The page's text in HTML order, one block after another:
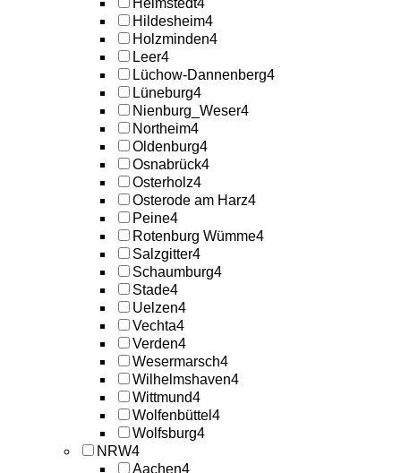
Helmstedt4
Hildesheim4
Holzminden4
Leer4
Lüchow-Dannenberg4
Lüneburg4
Nienburg_Weser4
Northeim4
Oldenburg4
Osnabrück4
Osterholz4
Osterode am Harz4
Peine4
Rotenburg Wümme4
Salzgitter4
Schaumburg4
Stade4
Uelzen4
Vechta4
Verden4
Wesermarsch4
Wilhelmshaven4
Wittmund4
Wolfenbüttel 4
Wolfsburg4
NRW4
Aachen4